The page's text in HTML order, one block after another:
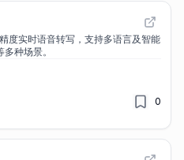
度实时语音转写，支持多语言及智能
种场景。
0